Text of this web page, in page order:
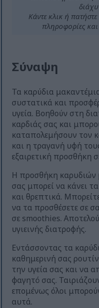
Κάντε κλικ ή πατήστε
πληροφορίες
Σύναψη
Τα καρύδια
συστατικά και
υγεία. Βοηθούν στη
καρδιάς σας και
καταπολεμήσουν τον
και η τραγανή υφή
εξαιρετική προσθήκη
Η προσθήκη καρυδιών
σας μπορεί να κάνει
και θρεπτικά.
να τα προσθέσετε σε
σε smoothies.
υγιεινής διατροφής.
Εντάσσοντας τα
καθημερινή σας
την υγεία σας και να
φαγητό σας.
επομένως όλοι
αυτά.